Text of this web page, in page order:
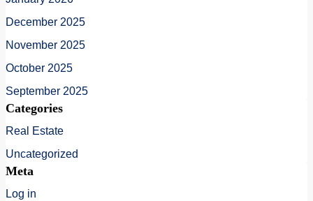
December 2025
November 2025
October 2025
September 2025
Categories
Real Estate
Uncategorized
Meta
Log in